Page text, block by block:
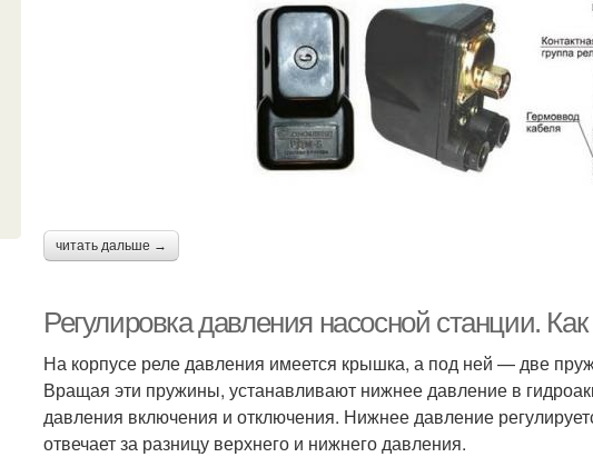
читать дальше →
Регулировка давления насосной станции.
На корпусе реле давления имеется крышка, а под ней — две
Вращая эти пружины, устанавливают нижнее давление в
давления включения и отключения. Нижнее давление
отвечает за разницу верхнего и нижнего давления.